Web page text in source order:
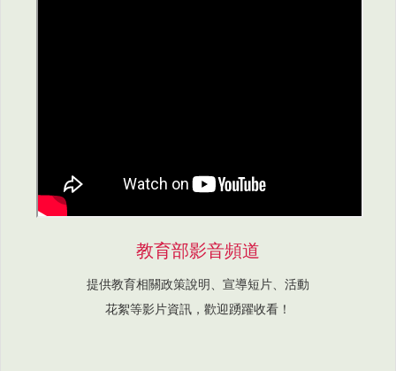
教育部影音頻道
提供教育相關政策說明、宣導短片、活動
花絮等影片資訊，歡迎踴躍收看！